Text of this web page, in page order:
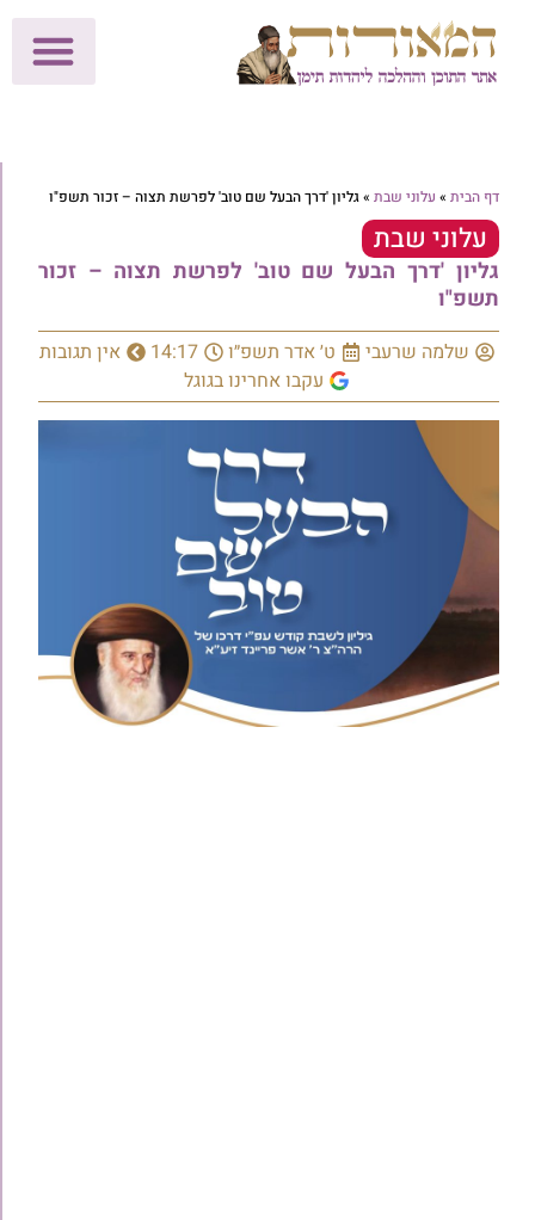
דף הבית » עלוני שבת »גליון 'דרך הבעל שם טוב' לפרשת תצוה – זכור תשפ"ו
עלוני שבת
גליון 'דרך הבעל שם טוב' לפרשת תצוה – זכור
תשפ"ו
שלמה שרעבי ט׳ אדר תשפ״ו 14:17
אין תגובות
עקבו אחרינו בגוגל